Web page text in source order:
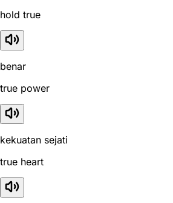
hold true
benar
true power
kekuatan sejati
true heart